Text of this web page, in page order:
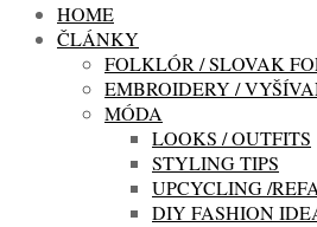
HOME
ČLÁNKY
FOLKLÓR / SLOVAK
EMBROIDERY /
MÓDA
LOOKS / OUTFITS
STYLING TIPS
UPCYCLING /
DIY FASHION